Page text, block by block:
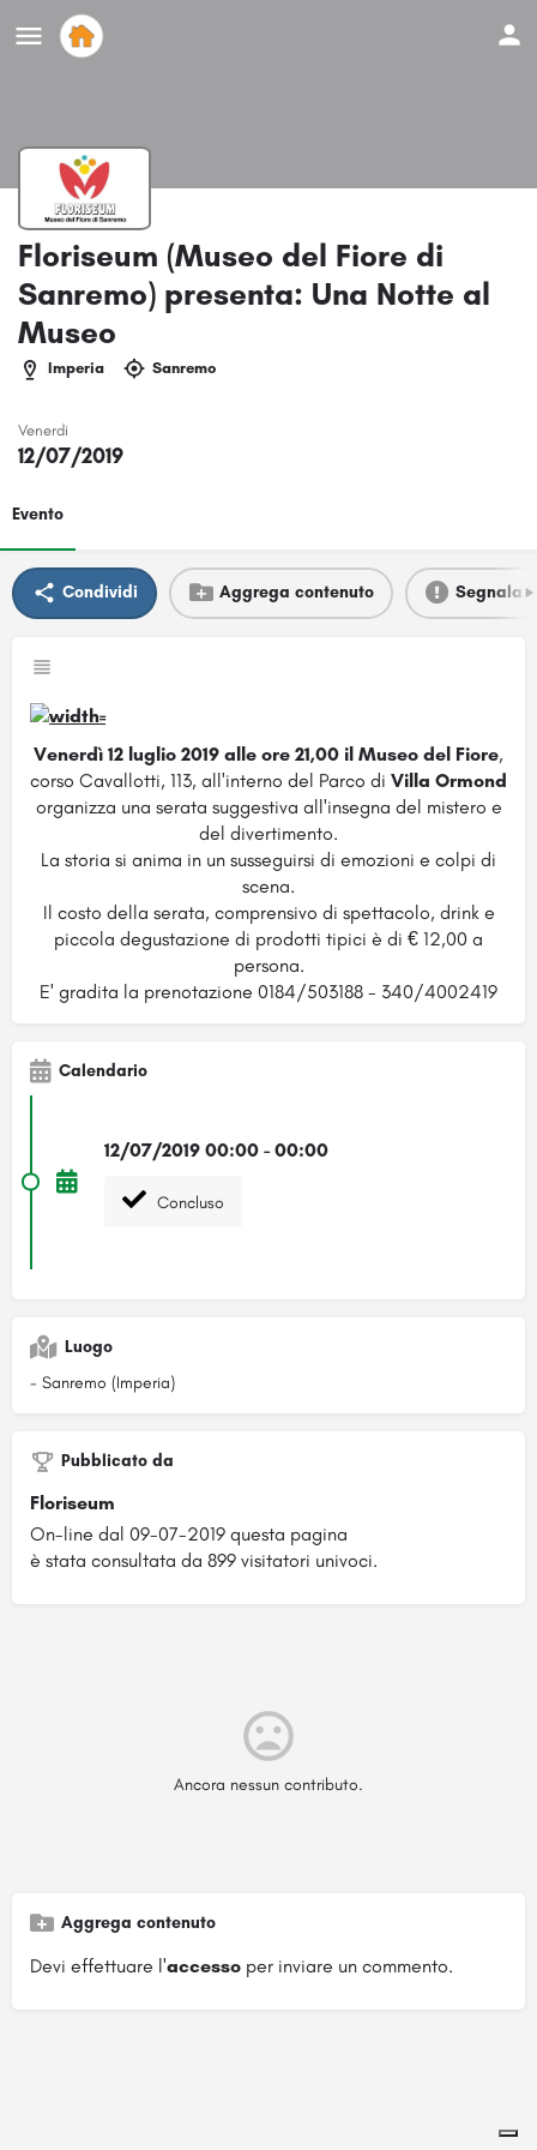
Floriseum (Museo del Fiore di
Sanremo) presenta: Una Notte al
Museo
Imperia Sanremo
Venerdi
12/07/2019
Evento
Condividi Aggrega contenuto Segnala
Venerdì 12 luglio 2019 alle ore 21,00 il Museo del Fiore,
corso Cavallotti, 113, all'interno del Parco di Villa Ormond
organizza una serata suggestiva all'insegna del mistero e
del divertimento.
La storia si anima in un susseguirsi di emozioni e colpi di
scena.
Il costo della serata, comprensivo di spettacolo, drink e
piccola degustazione di prodotti tipici è di € 12,00 a
persona.
E' gradita la prenotazione 0184/503188 - 340/4002419
Calendario
12/07/2019 00:00 - 00:00
Concluso
Luogo
- Sanremo (Imperia)
Pubblicato da
Floriseum
On-line dal 09-07-2019 questa pagina
è stata consultata da 899 visitatori univoci.
Ancora nessun contributo.
Aggrega contenuto
Devi effettuare l'accesso per inviare un commento.